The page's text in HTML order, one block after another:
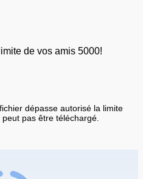
de vos amis 5000!
dépasse autorisé la limite
pas être téléchargé.